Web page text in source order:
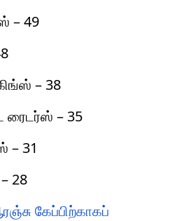
– 49
– 38
– 35
– 31
28
கேப்பிற்காகப்